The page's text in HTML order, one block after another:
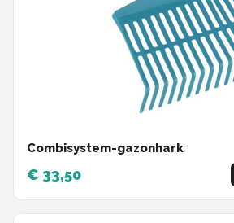
Combisystem-gazonhark
€ 33,50